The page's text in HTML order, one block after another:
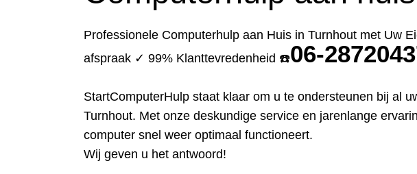
Professionele Computerhulp aan Huis in Turnhout met Uw
afspraak ✓ 99% Klanttevredenheid ☎️06-
StartComputerHulp staat klaar om u te ondersteunen bij al
Turnhout. Met onze deskundige service en jarenlange
computer snel weer optimaal functioneert.
Wij geven u het antwoord!